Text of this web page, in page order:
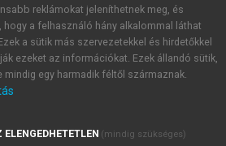
újdonságairól, akcióiról.
Kiadó Zrt. újdonságairól,
foglaltakat tudomásul
reklámokat jeleníthetnek meg, és
hogy a felhasználó hány alkalommal láthat
a sütik más szervezetekkel és hirdetőkkel
ezeket az információkat. Ezek állandó sütik,
mindig egy harmadik féltől származnak.
ELENGEDHETETLEN (mindig szükséges)